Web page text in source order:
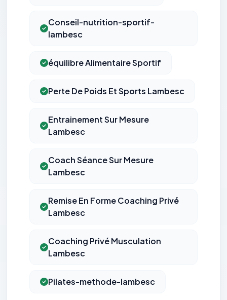
Conseil-nutrition-sportif-
lambesc
équilibre Alimentaire Sportif
Perte De Poids Et Sports Lambesc
Entrainement Sur Mesure
Lambesc
Coach Séance Sur Mesure
Lambesc
Remise En Forme Coaching Privé
Lambesc
Coaching Privé Musculation
Lambesc
Pilates-methode-lambesc